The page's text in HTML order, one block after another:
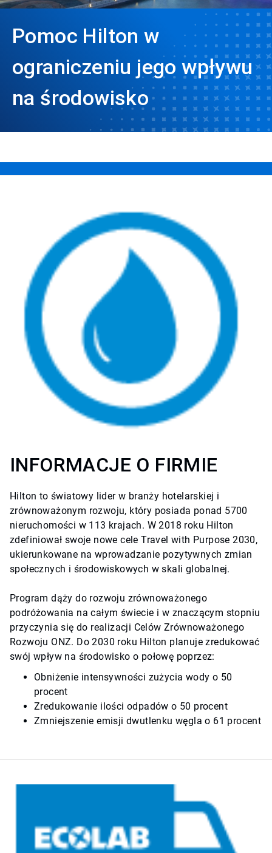
Pomoc Hilton w
ograniczeniu jego wpływu
na środowisko
INFORMACJE O FIRMIE
Hilton to światowy lider w branży hotelarskiej i
zrównoważonym rozwoju, który posiada ponad 5700
nieruchomości w 113 krajach. W 2018 roku Hilton
zdefiniował swoje nowe cele Travel with Purpose 2030,
ukierunkowane na wprowadzanie pozytywnych zmian
społecznych i środowiskowych w skali globalnej.
Program dąży do rozwoju zrównoważonego
podróżowania na całym świecie i w znaczącym stopniu
przyczynia się do realizacji Celów Zrównoważonego
Rozwoju ONZ. Do 2030 roku Hilton planuje zredukować
swój wpływ na środowisko o połowę poprzez:
Obniżenie intensywności zużycia wody o 50
procent
Zredukowanie ilości odpadów o 50 procent
Zmniejszenie emisji dwutlenku węgla o 61 procent